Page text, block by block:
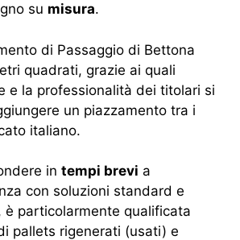
su misura.
di Passaggio di Bettona
quadrati, grazie ai quali
e la professionalità dei titolari si
un piazzamento tra i
italiano.
in tempi brevi a
con soluzioni standard e
è particolarmente qualificata
pallets rigenerati (usati) e